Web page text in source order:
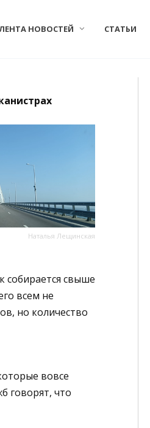
НОВОСТЕЙ СТАТЬИ
Наталья Лещинская
собирается свыше
всем не
но количество
вовсе
говорят, что